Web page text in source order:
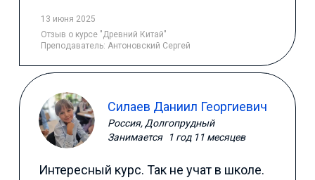
13 июня 2025
Отзыв о курсе "Древний Китай"
Преподаватель: Антоновский Сергей
Силаев Даниил Георгиевич
Россия, Долгопрудный
Занимается
1 год 11 месяцев
Интересный курс. Так не учат в школе.